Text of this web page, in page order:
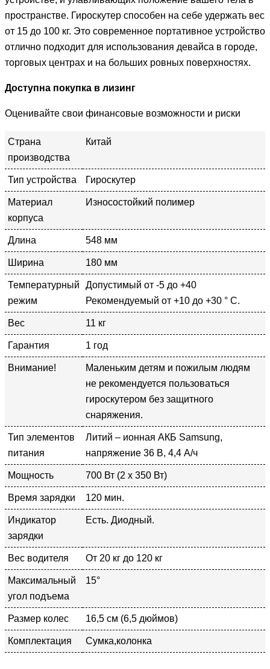
пространстве. Гироскутер способен на себе удержать вес
от 15 до 100 кг. Это современное портативное устройство
отлично подходит для использования девайса в городе,
торговых центрах и на больших ровных поверхностях.
Доступна покупка в лизинг
Оценивайте свои финансовые возможности и риски
Страна
производства
Китай
Тип устройства Гироскутер
Материал
корпуса
Износостойкий полимер
Длина 548 мм
Ширина 180 мм
Температурный
режим
Допустимый от -5 до +40
Рекомендуемый от +10 до +30 ° С.
Вес 11 кг
Гарантия 1 год
Внимание!
Маленьким детям и пожилым людям
не рекомендуется пользоваться
гироскутером без защитного
снаряжения.
Тип элементов
питания
Литий – ионная АКБ Samsung,
напряжение 36 В, 4,4 А/ч
Мощность 700 Вт (2 х 350 Вт)
Время зарядки 120 мин.
Индикатор
зарядки
Есть. Диодный.
Вес водителя От 20 кг до 120 кг
Максимальный
угол подъема
15°
Размер колес 16,5 см (6,5 дюймов)
Комплектация Сумка,колонка